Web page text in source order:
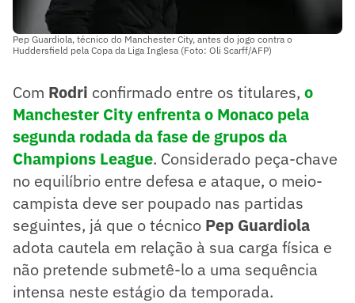
Pep Guardiola, técnico do Manchester City, antes do jogo contra o
Huddersfield pela Copa da Liga Inglesa (Foto: Oli Scarff/AFP)
Com Rodri confirmado entre os titulares, o
Manchester City enfrenta o Monaco pela
segunda rodada da fase de grupos da
Champions League. Considerado peça-chave
no equilíbrio entre defesa e ataque, o meio-
campista deve ser poupado nas partidas
seguintes, já que o técnico Pep Guardiola
adota cautela em relação à sua carga física e
não pretende submetê-lo a uma sequência
intensa neste estágio da temporada.